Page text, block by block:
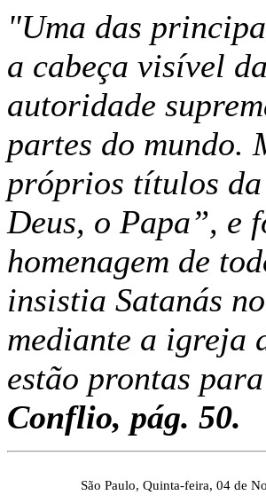
"Uma das
a cabeça visível
autoridade
partes do mundo.
próprios títulos
Deus, o Papa”, e
homenagem de
insistia Satanás
mediante a igreja
estão prontas
Conflio, pág. 50.
São Paulo, Quinta-feira, 04 de